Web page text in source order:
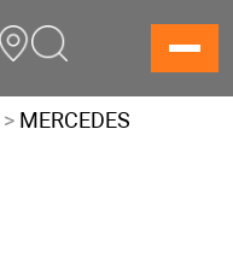
> MERCEDES